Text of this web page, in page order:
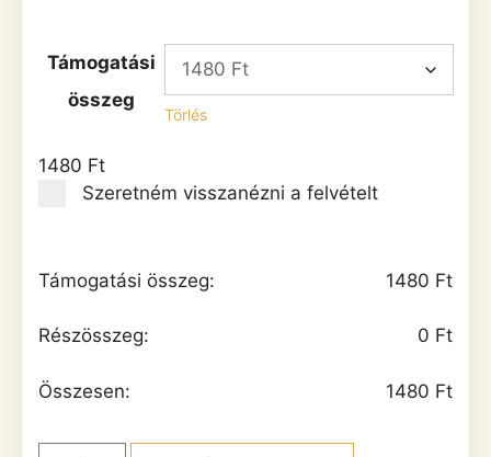
Támogatási
összeg
Törlés
1480 Ft
Szeretném visszanézni a felvételt
Támogatási összeg: 1480 Ft
Részösszeg: 0 Ft
Összesen: 1480 Ft